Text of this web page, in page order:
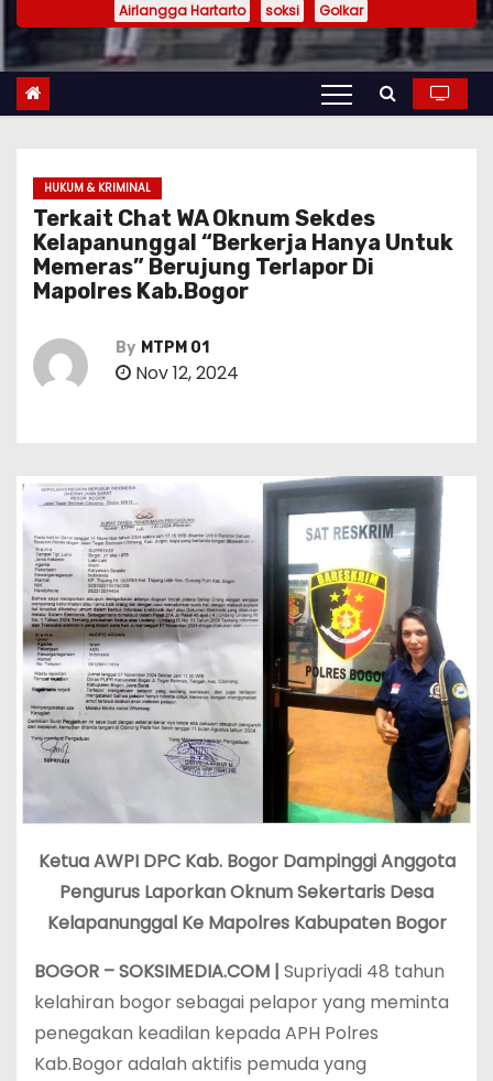
Airlangga Hartarto
soksi Golkar
HUKUM & KRIMINAL
Terkait Chat WA Oknum Sekdes
Kelapanunggal “Berkerja Hanya Untuk
Memeras” Berujung Terlapor Di
Mapolres Kab.Bogor
By MTPM 01
Nov 12, 2024
Ketua AWPI DPC Kab. Bogor Dampinggi Anggota
Pengurus Laporkan Oknum Sekertaris Desa
Kelapanunggal Ke Mapolres Kabupaten Bogor
BOGOR – SOKSIMEDIA.COM | Supriyadi 48 tahun
kelahiran bogor sebagai pelapor yang meminta
penegakan keadilan kepada APH Polres
Kab.Bogor adalah aktifis pemuda yang